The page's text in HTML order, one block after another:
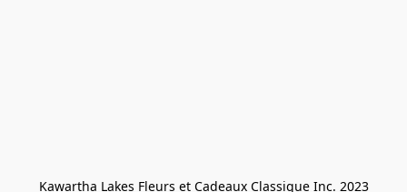
Kawartha Lakes Fleurs et Cadeaux Classique Inc. 2023